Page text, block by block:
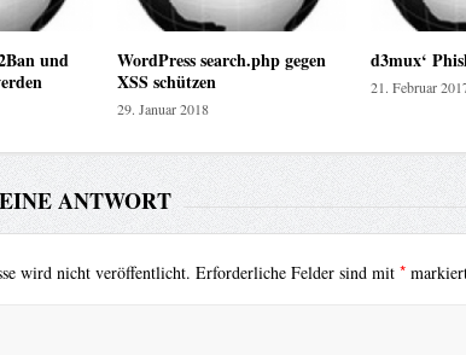
und
WordPress search.php gegen
XSS schützen
29. Januar 2018
d3mux‘
21. Februar
ANTWORT
wird nicht veröffentlicht. Erforderliche Felder sind mit *